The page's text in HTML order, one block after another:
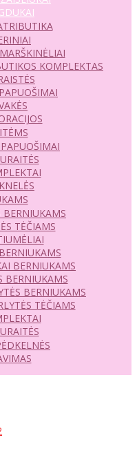
KOMPLEKTAS
BERNIUKAMS
TĖČIAMS
BERNIUKAMS
BERNIUKAMS
BERNIUKAMS
TĖČIAMS